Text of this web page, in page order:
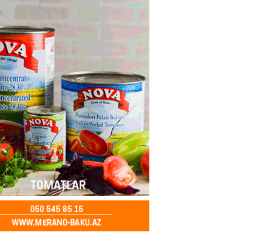
- 13:00 78
yüksək vəzifə
- 12:45 97
İssık-Kul gölündən gəzinti
paylaşıb
- 12:30 72
rayonunda 70 min manat
elektrik naqilləri oğurlayan